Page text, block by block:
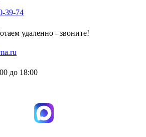
39-74
удаленно - звоните!
до 18:00